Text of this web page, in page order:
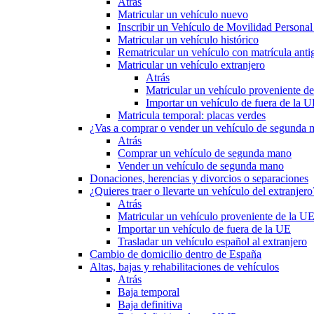
Matricular un vehículo nuevo
Inscribir un Vehículo de Movilidad
Matricular un vehículo histórico
Rematricular un vehículo con matrícula
Matricular un vehículo extranjero
Atrás
Matricular un vehículo proveniente
Importar un vehículo de fuera de la
Matricula temporal: placas verdes
¿Vas a comprar o vender un vehículo de segunda
Atrás
Comprar un vehículo de segunda mano
Vender un vehículo de segunda mano
Donaciones, herencias y divorcios o separaciones
¿Quieres traer o llevarte un vehículo del
Atrás
Matricular un vehículo proveniente de la UE
Importar un vehículo de fuera de la UE
Trasladar un vehículo español al extranjero
Cambio de domicilio dentro de España
Altas, bajas y rehabilitaciones de vehículos
Atrás
Baja temporal
Baja definitiva